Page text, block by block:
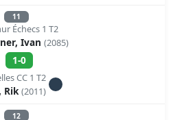
11
Échecs 1 T2
Ivan (2085)
1-0
CC 1 T2
Rik(2011)
12